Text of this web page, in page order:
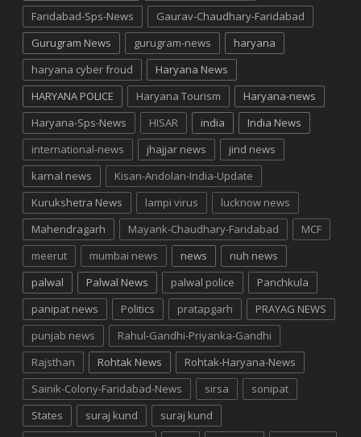
Faridabad-Sps-News
Gaurav-Chaudhary-Faridabad
Gurugram News
gurugram-news
haryana
haryana cyber froud
Haryana News
HARYANA POLICE
Haryana Tourism
Haryana-news
Haryana-Sps-News
HISAR india
India News
international-news
jhajjar news
jind news
karnal news
Kisan-Andolan-India-Update
Kurukshetra News
lampi virus
lucknow news
Mahendragarh
Mayank-Chaudhary-Faridabad
MCF
meerut
mumbai news news
nuh news
palwal
Palwal News palwal police
Panchkula
panipat news
Politics pratapgarh
PRAYAG NEWS
punjab news
Rahul-Gandhi-Priyanka-Gandhi
Rajsthan
Rohtak News
Rohtak-Haryana-News
Sainik-Colony-Faridabad-News
sirsa
sonipat
States
suraj kund
suraj kund